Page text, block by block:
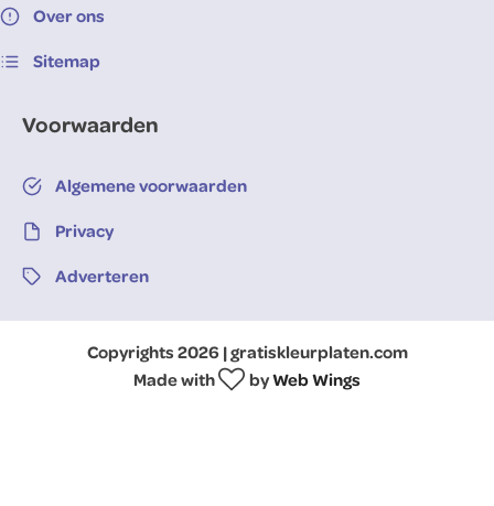
Over ons
Sitemap
Voorwaarden
Algemene voorwaarden
Privacy
Adverteren
Copyrights 2026 | gratiskleurplaten.com
Made with
byWeb Wings